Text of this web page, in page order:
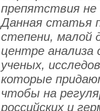
препятствия
Данная статья
степени, малой
центре анализа
ученых,
которые
чтобы на
российских и